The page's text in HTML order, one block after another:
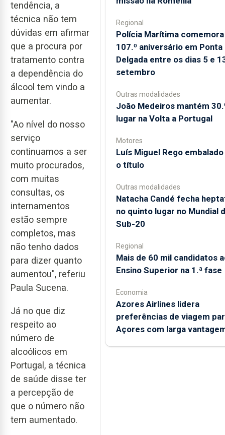
tendência, a
técnica não tem
dúvidas em afirmar
que a procura por
tratamento contra
a dependência do
álcool tem vindo a
aumentar.
"Ao nível do nosso
serviço
continuamos a ser
muito procurados,
com muitas
consultas, os
internamentos
estão sempre
completos, mas
não tenho dados
para dizer quanto
aumentou", referiu
Paula Sucena.
Já no que diz
respeito ao
número de
alcoólicos em
Portugal, a técnica
de saúde disse ter
a percepção de
que o número não
tem aumentado.
Regional
Polícia Marítima comemora
107.º aniversário em Ponta
Delgada entre os dias 5 e
setembro
Outras modalidades
João Medeiros mantém
lugar na Volta a Portugal
Motores
Luís Miguel Rego
o título
Outras modalidades
Natacha Candé fecha
no quinto lugar no Mundial
Sub-20
Regional
Mais de 60 mil candidatos
Ensino Superior na 1.ª fase
Economia
Azores Airlines lidera
preferências de viagem
Açores com larga